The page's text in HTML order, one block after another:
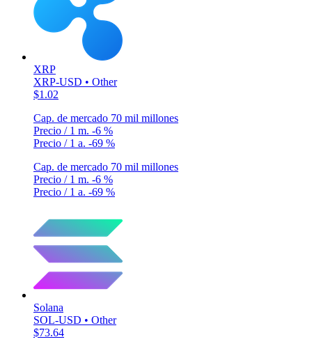
XRP
XRP-USD • Other
$1.02
Cap. de mercado 70 mil millones
Precio / 1 m. -6 %
Precio / 1 a. -69 %
Cap. de mercado 70 mil millones
Precio / 1 m. -6 %
Precio / 1 a. -69 %
Solana
SOL-USD • Other
$73.64